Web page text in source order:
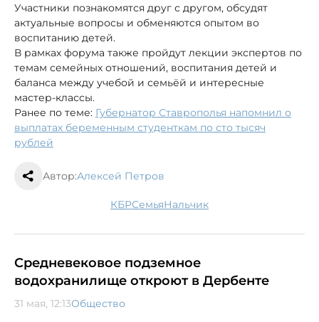
Участники познакомятся друг с другом, обсудят
актуальные вопросы и обменяются опытом во
воспитанию детей.
В рамках форума также пройдут лекции экспертов по
темам семейных отношений, воспитания детей и
баланса между учебой и семьёй и интересные
мастер-классы.
Ранее по теме: Губернатор Ставрополья напомнил о
выплатах беременным студенткам по сто тысяч
рублей
Автор:Алексей Петров
КБР семья Нальчик
Средневековое подземное
водохранилище откроют в Дербенте
31 мая, 12:13Общество